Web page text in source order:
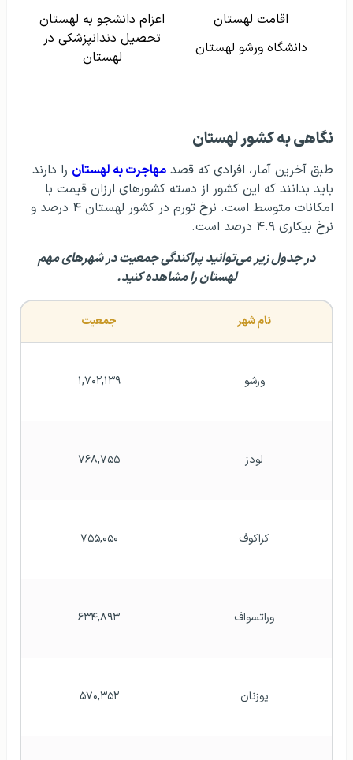
دانشگاه پزشکی ورشو
لهستان
سرمایه گذاری در لهستان
زندگی در لهستان
پزشکی در لهستان
تحصیل دندانپزشکی در
لهستان
اقامت لهستان
اعزام دانشجو به لهستان
دانشگاه ورشو لهستان
تحصیل دندانپزشکی در
لهستان
نگاهی به کشور لهستان
طبق آخرین آمار، افرادی که قصد مهاجرت به لهستان را دارند
باید بدانند که این کشور از دسته کشورهای ارزان قیمت با
امکانات متوسط است. نرخ تورم در کشور لهستان ۴ درصد و
نرخ بیکاری ۴.۹ درصد است.
در جدول زیر می‌توانید پراکندگی جمعیت در شهرهای مهم
لهستان را مشاهده کنید.
نام شهر جمعیت
ورشو ۱,۷۰۲,۱۳۹
لودز ۷۶۸,۷۵۵
کراکوف ۷۵۵,۰۵۰
وراتسواف ۶۳۴,۸۹۳
پوزنان ۵۷۰,۳۵۲